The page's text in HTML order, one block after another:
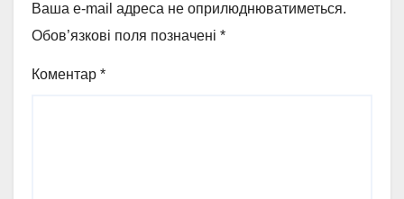
Ваша e-mail адреса не оприлюднюватиметься.
Обов’язкові поля позначені *
Коментар *